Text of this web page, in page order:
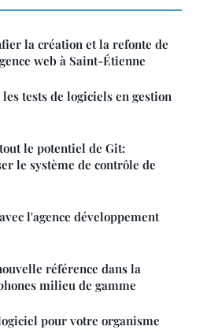
la création et la refonte de
web à Saint-Étienne
tests de logiciels en gestion
le potentiel de Git:
le système de contrôle de
l'agence développement
référence dans la
milieu de gamme
pour votre organisme